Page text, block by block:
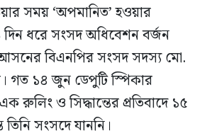
সময় ‘অপমানিত’ হওয়ার
ধরে সংসদ অধিবেশন বর্জন
বিএনপির সংসদ সদস্য মো.
গত ১৪ জুন ডেপুটি স্পিকার
রুলিং ও সিদ্ধান্তের প্রতিবাদে ১৫
সংসদে যাননি।